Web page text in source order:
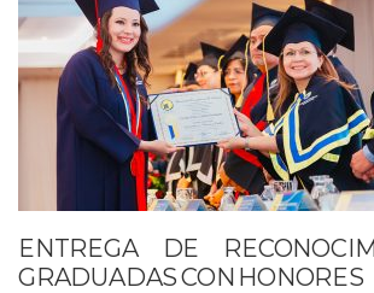
ENTREGA DE
GRADUADAS CON HONORES